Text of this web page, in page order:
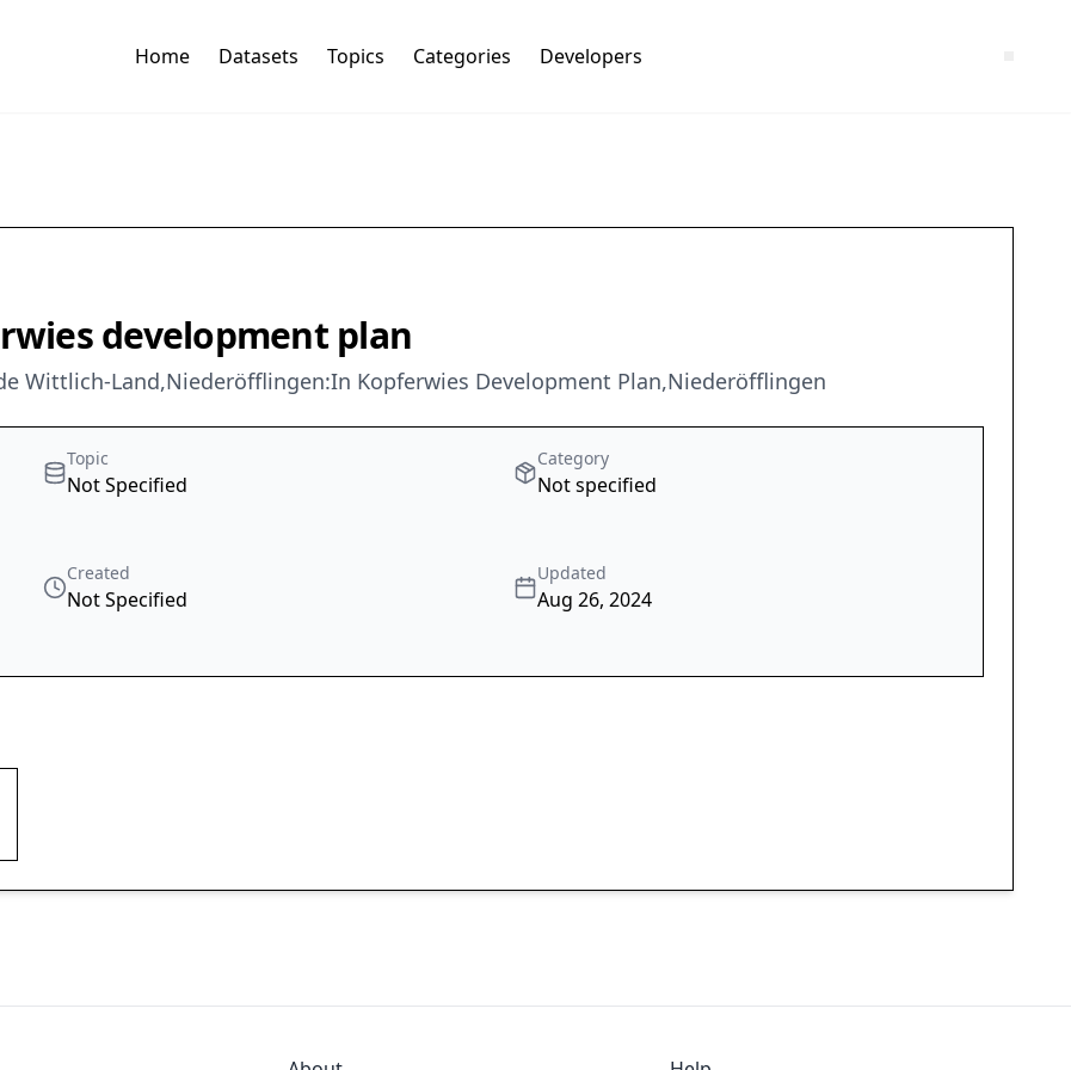
Home Datasets Topics Categories Developers
development plan
Wittlich-Land,Niederöfflingen:In Kopferwies Development Plan,Niederöfflingen
Topic
Not Specified
Category
Not specified
Created
Not Specified
Updated
Aug 26, 2024